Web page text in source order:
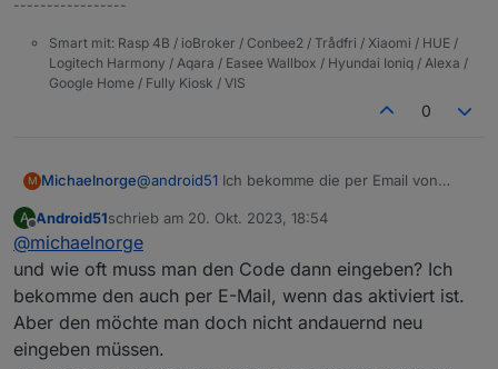
-----------------
Smart mit: Rasp 4B / ioBroker / Conbee2 / Trådfri / Xiaomi / HUE /
Logitech Harmony / Aqara / Easee Wallbox / Hyundai Ioniq / Alexa /
Google Home / Fully Kiosk / VIS
0
M Michaelnorge@android51 Ich bekomme die per Email von
Hast Du mal die ganzen Objekte gelöscht?
A
Offline
Android51schrieb am 20. Okt. 2023, 18:54
zuletzt editiert von
@michaelnorge
und wie oft muss man den Code dann eingeben? Ich
bekomme den auch per E-Mail, wenn das aktiviert ist.
Aber den möchte man doch nicht andauernd neu
eingeben müssen.